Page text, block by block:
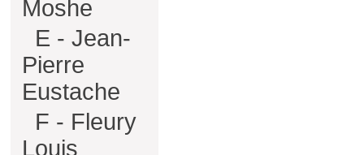
Moshe
E - Jean-
Pierre
Eustache
F - Fleury
Louis